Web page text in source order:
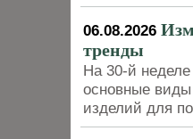
06.08.2026
тренды
На 30-й
основные
изделий для